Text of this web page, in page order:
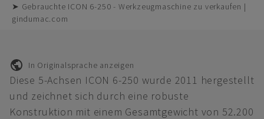
➤ Gebrauchte ICON 6-250 - Werkzeugmaschine zu verkaufen |
gindumac.com
In Originalsprache anzeigen
Diese 5-Achsen ICON 6-250 wurde 2011 hergestellt
und zeichnet sich durch eine robuste
Konstruktion mit einem Gesamtgewicht von 52.200